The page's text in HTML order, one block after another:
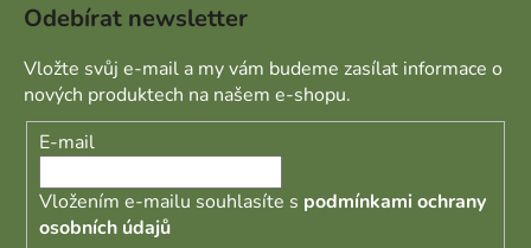
Odebírat newsletter
Vložte svůj e-mail a my vám budeme zasílat informace o
nových produktech na našem e-shopu.
E-mail
Vložením e-mailu souhlasíte s podmínkami ochrany
osobních údajů